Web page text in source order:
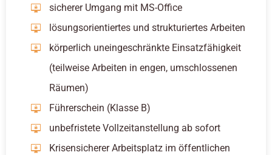
sicherer Umgang mit MS-Office
lösungsorientiertes und strukturiertes Arbeiten
körperlich uneingeschränkte Einsatzfähigkeit
(teilweise Arbeiten in engen, umschlossenen
Räumen)
Führerschein (Klasse B)
unbefristete Vollzeitanstellung ab sofort
Krisensicherer Arbeitsplatz im öffentlichen